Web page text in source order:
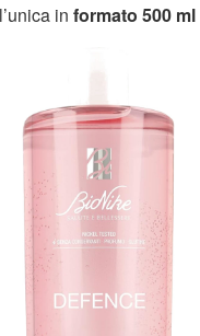
in formato 500 ml